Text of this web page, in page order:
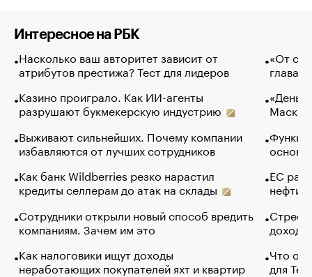
Интересное на РБК
Насколько ваш авторитет зависит от
атрибутов престижа? Тест для лидеров
Казино проиграло. Как ИИ-агенты
разрушают букмекерскую индустрию
Выживают сильнейших. Почему компании
избавляются от лучших сотрудников
Как банк Wildberries резко нарастил
кредиты селлерам до атак на склады
Сотрудники открыли новый способ вредить
компаниям. Зачем им это
Как налоговики ищут доходы
неработающих покупателей яхт и квартир
«От
глава
Маск в
основ
ЕС
нефти
Что
для